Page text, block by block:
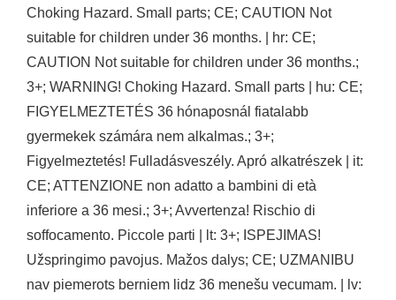
Choking Hazard. Small parts; CE; CAUTION Not
suitable for children under 36 months. | hr: CE;
CAUTION Not suitable for children under 36 months.;
3+; WARNING! Choking Hazard. Small parts | hu: CE;
FIGYELMEZTETÉS 36 hónaposnál fiatalabb
gyermekek számára nem alkalmas.; 3+;
Figyelmeztetés! Fulladásveszély. Apró alkatrészek | it:
CE; ATTENZIONE non adatto a bambini di età
inferiore a 36 mesi.; 3+; Avvertenza! Rischio di
soffocamento. Piccole parti | lt: 3+; ISPEJIMAS!
Užspringimo pavojus. Mažos dalys; CE; UZMANIBU
nav piemerots berniem lidz 36 menešu vecumam. | lv: